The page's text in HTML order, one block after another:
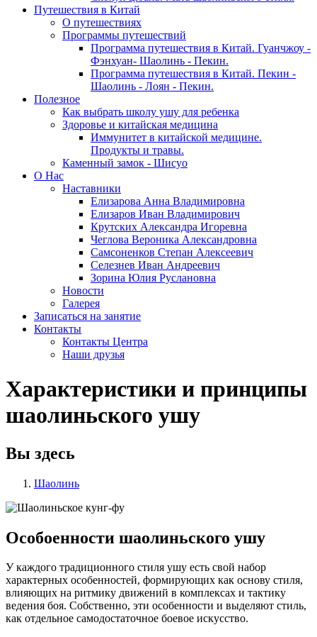
Путешествия в Китай
О путешествиях
Программы путешествий
Программа путешествия в Китай. Гуанчжоу -
Фэнхуан- Шаолинь - Пекин.
Программа путешествия в Китай. Пекин -
Шаолинь - Лоян - Пекин.
Полезное
Как выбрать школу ушу для ребенка
Здоровье и китайская медицина
Иммунитет в китайской медицине.
Продукты и травы.
Каменный замок - Шисуо
O Нас
Наставники
Елизарова Анна Владимировна
Елизаров Иван Владимирович
Крутских Александра Игоревна
Чеглова Вероника Александровна
Самсоненков Степан Алексеевич
Селезнев Иван Андреевич
Зорина Юлия Руслановна
Новости
Галерея
Записаться на занятие
Контакты
Контакты Центра
Наши друзья
Характеристики и принципы
шаолиньского ушу
Вы здесь
Шаолинь
Особоенности шаолиньского ушу
У каждого традиционного стиля ушу есть свой набор
характерных особенностей, формирующих как основу стиля,
влияющих на ритмику движений в комплексах и тактику
ведения боя. Собственно, эти особенности и выделяют стиль,
как отдельное самодостаточное боевое искусство.